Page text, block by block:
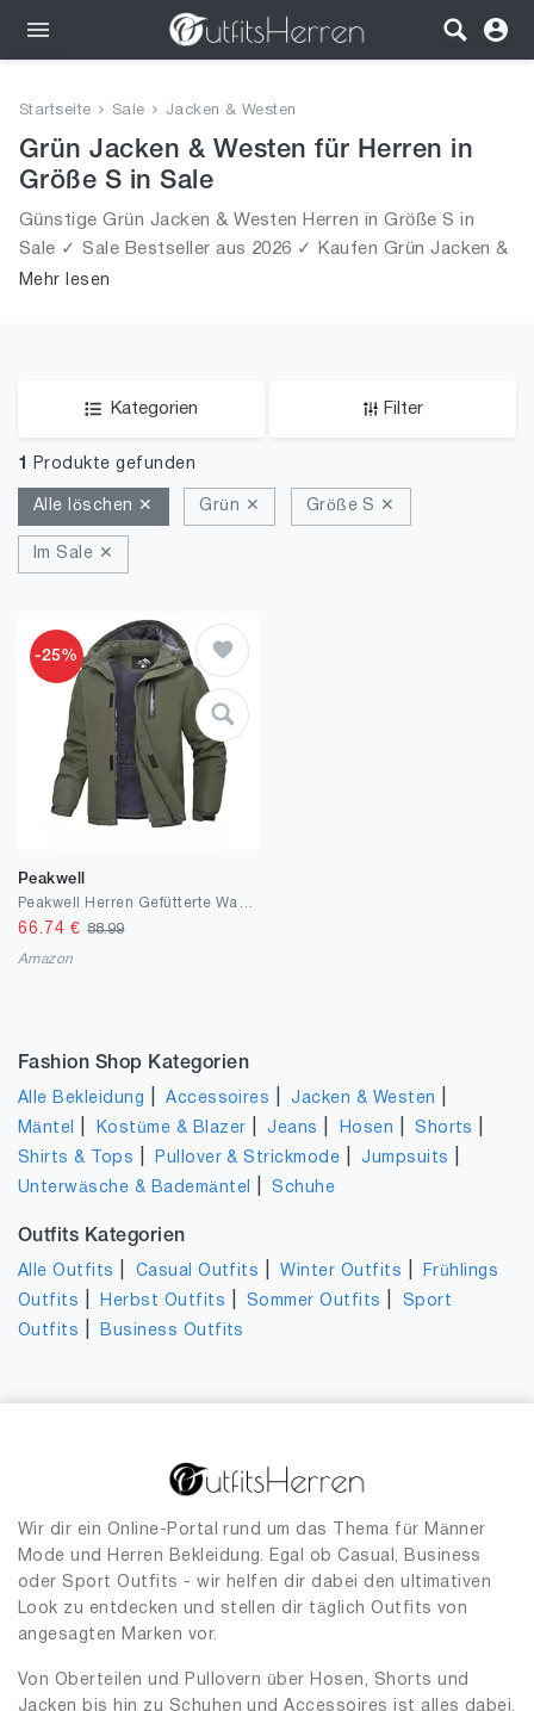
Bekleidung
Schuhe
Startseite Sale Jacken & Westen
Grün Jacken & Westen für Herren in
Größe S in Sale
Günstige Grün Jacken & Westen Herren in Größe S in
Sale ✓ Sale Bestseller aus 2026 ✓ Kaufen Grün Jacken &
Westen für Männer in Größe S in Sale!
Mehr lesen
Kategorien Filter
1 Produkte gefunden
Alle löschen ✕ Grün ✕ Größe S ✕
Im Sale ✕
-25%
Peakwell
66.74 €88.99
Amazon
Fashion Shop Kategorien
Alle Bekleidung |Accessoires |Jacken & Westen
Mäntel Kostüme & Blazer |Jeans Hosen |Shorts
Shirts & Tops Pullover & Strickmode |Jumpsuits
Unterwäsche & Bademäntel |Schuhe
Outfits Kategorien
Alle Outfits Casual Outfits |Winter Outfits
Frühlings
Outfits
Herbst Outfits Sommer Outfits
Sport
Outfits
Business Outfits
Wir dir ein Online-Portal rund um das Thema für Männer
Mode und Herren Bekleidung. Egal ob Casual, Business
oder Sport Outfits - wir helfen dir dabei den ultimativen
Look zu entdecken und stellen dir täglich Outfits von
angesagten Marken vor.
Von Oberteilen und Pullovern über Hosen, Shorts und
Jacken bis hin zu Schuhen und Accessoires ist alles dabei,